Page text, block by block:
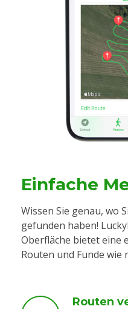
Einfache
Wissen Sie genau, wo
gefunden haben!
Oberfläche bietet eine
Routen und Funde wie
Routen